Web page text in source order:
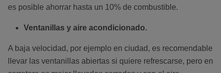
es posible ahorrar hasta un 10% de combustible.
Ventanillas y aire acondicionado.
A baja velocidad, por ejemplo en ciudad, es recomendable
llevar las ventanillas abiertas si quiere refrescarse, pero en